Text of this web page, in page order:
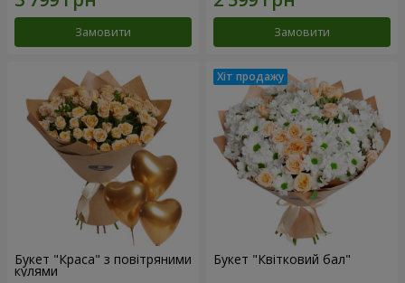
Замовити Замовити
Букет "Краса" з повітряними
кулями
Букет "Квітковий бал"